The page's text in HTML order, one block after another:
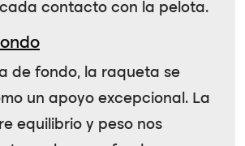
contacto con la pelota.
de fondo, la raqueta se
un apoyo excepcional. La
equilibrio y peso nos